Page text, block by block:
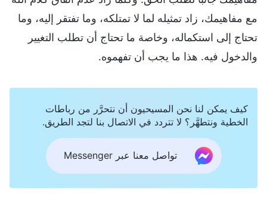
مع مفاهيمك، زاد تمثيله لما لا تمتلكه، وما تفتقر إليه، وما
تحتاج إلى استكماله، وخاصة ما تحتاج أن تطلب التغيير
والدخول فيه. هذا ما يجب أن تفهموه.
كيف يمكن لنا نحن المسيحيون أن نتحرَّر من رباطات
الخطية ونتطهَّر؟ لا تتردد في الاتصال بنا لتجد الطريق.
تواصل معنا عبر Messenger